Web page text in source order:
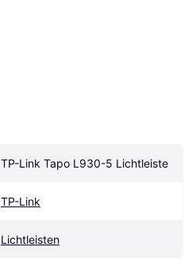
TP-Link Tapo L930-5 Lichtleiste
TP-Link
Lichtleisten